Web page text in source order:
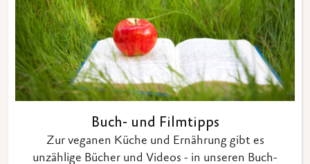
Buch- und Filmtipps
Zur veganen Küche und Ernährung gibt es
unzählige Bücher und Videos - in unseren Buch-